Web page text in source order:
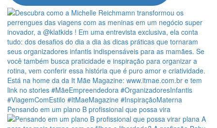
Pensando em um plano B profissional que possa vira